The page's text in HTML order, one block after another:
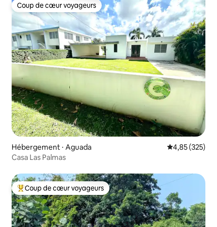
Coup de cœur voyageurs
Coup de cœur voyageurs
Hébergement ⋅ Aguada Évaluation
4,85 (325)
Casa Las Palmas
Coups de cœur voyageurs les plus appréciés
Coup de cœur voyageurs